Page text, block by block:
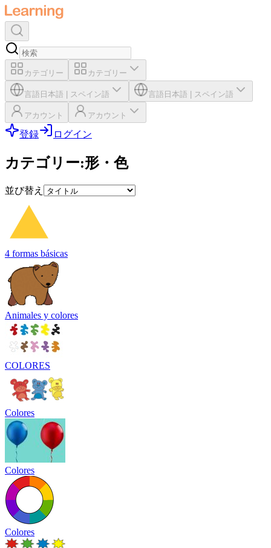
カテゴリー カテゴリー
言語 日本語 スペイン語 言語 日本語 スペイン語
アカウント アカウント
登録 ログイン
カテゴリー:形・色
並び替え
4 formas básicas
Animales y colores
COLORES
Colores
Colores
Colores